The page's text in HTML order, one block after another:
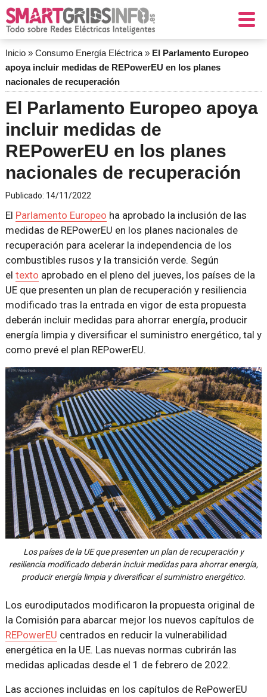
Inicio» Consumo Energía Eléctrica» El Parlamento Europeo
apoya incluir medidas de REPowerEU en los planes
nacionales de recuperación
El Parlamento Europeo apoya
incluir medidas de
REPowerEU en los planes
nacionales de recuperación
Publicado: 14/11/2022
El Parlamento Europeo ha aprobado la inclusión de las
medidas de REPowerEU en los planes nacionales de
recuperación para acelerar la independencia de los
combustibles rusos y la transición verde. Según
el texto aprobado en el pleno del jueves, los países de la
UE que presenten un plan de recuperación y resiliencia
modificado tras la entrada en vigor de esta propuesta
deberán incluir medidas para ahorrar energía, producir
energía limpia y diversificar el suministro energético, tal y
como prevé el plan REPowerEU.
Los países de la UE que presenten un plan de recuperación y
resiliencia modificado deberán incluir medidas para ahorrar energía,
producir energía limpia y diversificar el suministro energético.
Los eurodiputados modificaron la propuesta original de
la Comisión para abarcar mejor los nuevos capítulos de
REPowerEU centrados en reducir la vulnerabilidad
energética en la UE. Las nuevas normas cubrirán las
medidas aplicadas desde el 1 de febrero de 2022.
Las acciones incluidas en los capítulos de RePowerEU